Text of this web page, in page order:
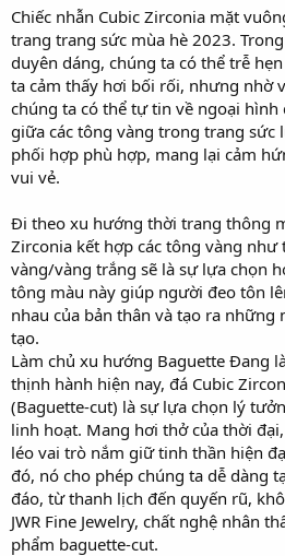
Chiếc nhẫn Cubic Zirconia mặt
trang trang sức mùa hè 2023.
duyên dáng, chúng ta có thể trễ
ta cảm thấy hơi bối rối, nhưng nhờ
chúng ta có thể tự tin về ngoại hình
giữa các tông vàng trong trang sức
phối hợp phù hợp, mang lại cảm
vui vẻ.
Đi theo xu hướng thời trang thông
Zirconia kết hợp các tông vàng
vàng/vàng trắng sẽ là sự lựa chọn
tông màu này giúp người đeo tôn
nhau của bản thân và tạo ra những
tạo.
Làm chủ xu hướng Baguette Đang
thịnh hành hiện nay, đá Cubic
(Baguette-cut) là sự lựa chọn lý
linh hoạt. Mang hơi thở của thời
léo vai trò nắm giữ tinh thần hiện
đó, nó cho phép chúng ta dễ dàng
đáo, từ thanh lịch đến quyến rũ,
JWR Fine Jewelry, chất nghệ nhân
phẩm baguette-cut.